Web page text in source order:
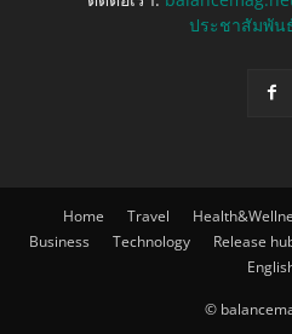
ประชาสัมพัน
Home Travel
Business
Technology Release
©